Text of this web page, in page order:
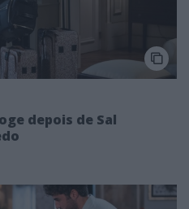
depois de Sal